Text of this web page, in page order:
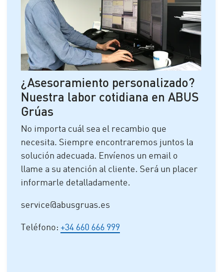
¿Asesoramiento personalizado?
Nuestra labor cotidiana en ABUS
Grúas
No importa cuál sea el recambio que
necesita. Siempre encontraremos juntos la
solución adecuada. Envíenos un email o
llame a su atención al cliente. Será un placer
informarle detalladamente.
service@abusgruas.es
Teléfono: +34 660 666 999